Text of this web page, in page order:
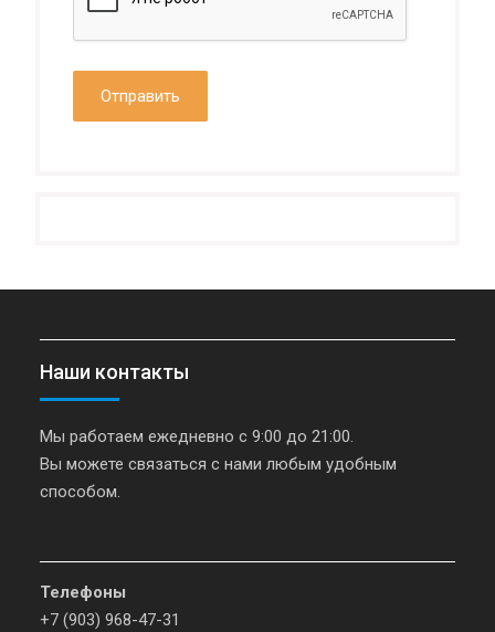
Наши контакты
Мы работаем ежедневно с 9:00 до 21:00.
Вы можете связаться с нами любым удобным
способом.
Телефоны
+7 (903) 968-47-31